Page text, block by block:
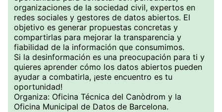
organizaciones de la sociedad civil, expertos en
redes sociales y gestores de datos abiertos. El
objetivo es generar propuestas concretas y
compartirlas para mejorar la transparencia y
fiabilidad de la información que consumimos.
Si la desinformación es una preocupación para ti y
quieres aprender cómo los datos abiertos pueden
ayudar a combatirla, ¡este encuentro es tu
oportunidad!
Organiza: Oficina Técnica del Canòdrom y la
Oficina Municipal de Datos de Barcelona.